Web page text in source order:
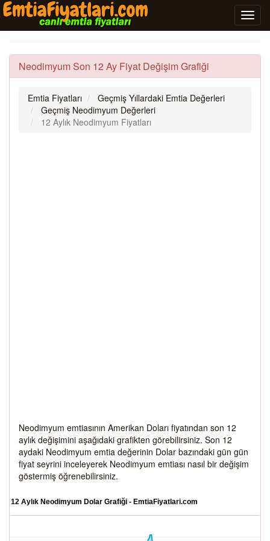
Neodimyum Son 12 Ay Fiyat Değişim Grafiği
Emtia Fiyatları
Geçmiş Yıllardaki Emtia Değerleri
Geçmiş Neodimyum Değerleri
12 Aylık Neodimyum Fiyatları
Neodimyum emtiasının Amerikan Doları fiyatından son 12
aylık değişimini aşağıdaki grafikten görebilirsiniz. Son 12
aydaki Neodimyum emtia değerinin Dolar bazındaki gün gün
fiyat seyrini inceleyerek Neodimyum emtiası nasıl bir değişim
göstermiş öğrenebilirsiniz.
12 Aylık Neodimyum Dolar Grafiği - EmtiaFiyatlari.com